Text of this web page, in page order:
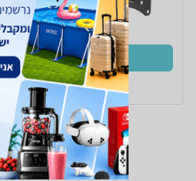
קנו
ב- Zap